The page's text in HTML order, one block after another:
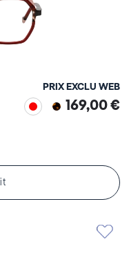
PRIX EXCLU WEB
169,00 €